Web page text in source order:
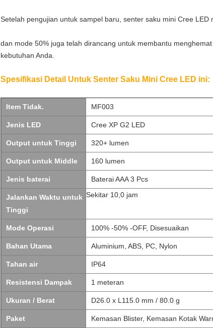
Setelah pengujian untuk sampel baru, senter saku mini Cree
dan mode 50% juga telah dirancang untuk membantu
kebutuhan Anda.
Spesifikasi Detail Untuk Senter Saku Mini Cree LED ini:
Item Tidak. MF003
Jenis LED Cree XP G2 LED
Output untuk Tinggi 320+ lumen
Output untuk Middle 160 lumen
Jenis baterai Baterai AAA 3 Pcs
Jalankan Waktu untuk
Tinggi
Sekitar 10,0 jam
Mode Operasi 100% -50% -OFF, Disesuaikan
Bahan Utama Aluminium, ABS, PC, Nylon
Tahan air IP64
Resistensi Dampak 1 meteran
Ukuran / Berat D26.0 x L115.0 mm / 80.0 g
Paket Kemasan Blister, Kemasan Kotak